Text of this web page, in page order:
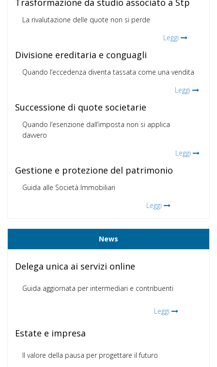
Trasformazione da studio associato a Stp
La rivalutazione delle quote non si perde
Leggi
Divisione ereditaria e conguagli
Quando l’eccedenza diventa tassata come una vendita
Leggi
Successione di quote societarie
Quando l’esenzione dall’imposta non si applica
davvero
Leggi
Gestione e protezione del patrimonio
Guida alle Società Immobiliari
Leggi
News
Delega unica ai servizi online
Guida aggiornata per intermediari e contribuenti
Leggi
Estate e impresa
Il valore della pausa per progettare il futuro